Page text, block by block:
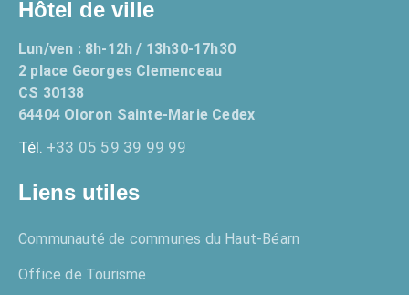
Hôtel de ville
Lun/ven : 8h-12h / 13h30-17h30
2 place Georges Clemenceau
CS 30138
64404 Oloron Sainte-Marie Cedex
Tél. +33 05 59 39 99 99
Liens utiles
Communauté de communes du Haut-Béarn
Office de Tourisme